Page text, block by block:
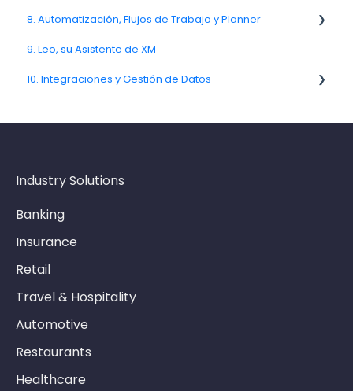
Comentario
7.6. Análisis de impulsores
8. Automatización, Flujos de Trabajo y Planner
8.2. Reglas y escalamientos
9. Leo, su Asistente de XM
10. Integraciones y Gestión de Datos
Industry Solutions
Banking
Insurance
Retail
Travel & Hospitality
Automotive
Restaurants
Healthcare